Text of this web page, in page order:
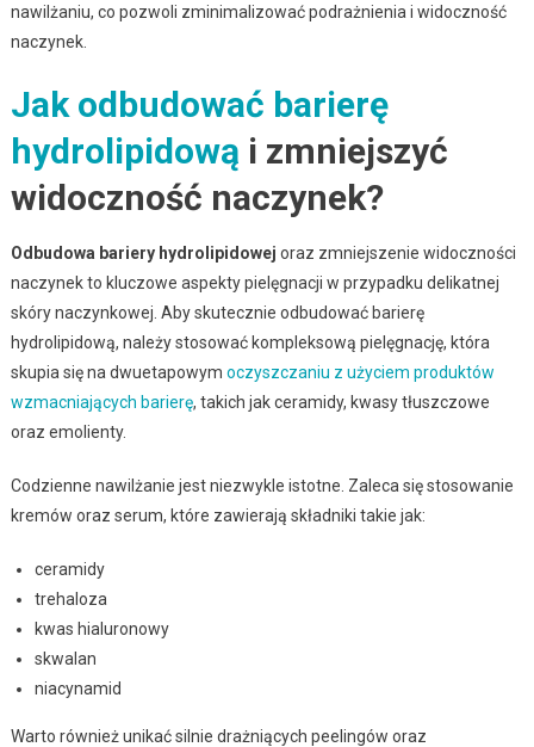
nawilżaniu, co pozwoli zminimalizować podrażnienia i widoczność
naczynek.
Jak odbudować barierę
hydrolipidową i zmniejszyć
widoczność naczynek?
Odbudowa bariery hydrolipidowej oraz zmniejszenie widoczności
naczynek to kluczowe aspekty pielęgnacji w przypadku delikatnej
skóry naczynkowej. Aby skutecznie odbudować barierę
hydrolipidową, należy stosować kompleksową pielęgnację, która
skupia się na dwuetapowym oczyszczaniu z użyciem produktów
wzmacniających barierę, takich jak ceramidy, kwasy tłuszczowe
oraz emolienty.
Codzienne nawilżanie jest niezwykle istotne. Zaleca się stosowanie
kremów oraz serum, które zawierają składniki takie jak:
ceramidy
trehaloza
kwas hialuronowy
skwalan
niacynamid
Warto również unikać silnie drażniących peelingów oraz